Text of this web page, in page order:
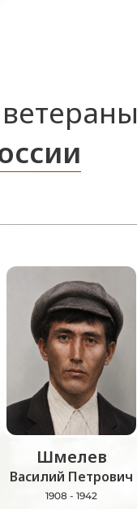
Шмелев
Василий Петрович
1908 - 1942